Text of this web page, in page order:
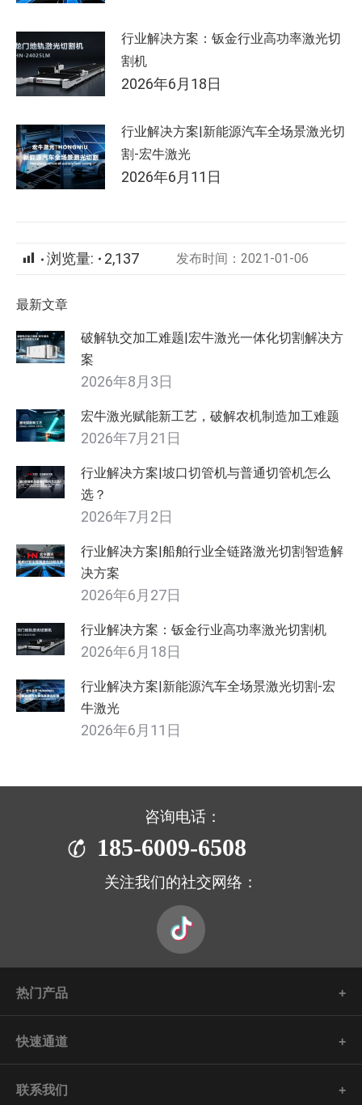
行业解决方案：钣金行业高功率激光切
割机
2026年6月18日
行业解决方案|新能源汽车全场景激光切
割-宏牛激光
2026年6月11日
浏览量: 2,137 发布时间：2021-01-06
最新文章
破解轨交加工难题|宏牛激光一体化切割解决方
案
2026年8月3日
宏牛激光赋能新工艺，破解农机制造加工难题
2026年7月21日
行业解决方案|坡口切管机与普通切管机怎么
选？
2026年7月2日
行业解决方案|船舶行业全链路激光切割智造解
决方案
2026年6月27日
行业解决方案：钣金行业高功率激光切割机
2026年6月18日
行业解决方案|新能源汽车全场景激光切割-宏
牛激光
2026年6月11日
关注我们的社交网络：
咨询电话：
185-6009-6508
热门产品
快速通道
联系我们